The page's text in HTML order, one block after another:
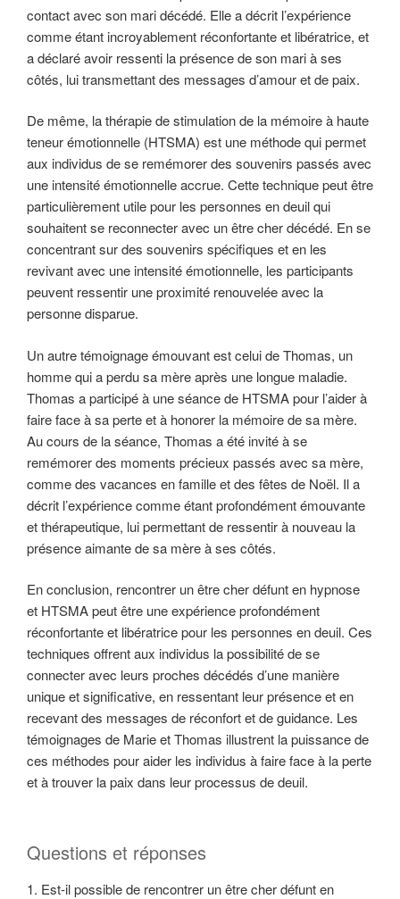
contact avec son mari décédé. Elle a décrit l’expérience
comme étant incroyablement réconfortante et libératrice, et
a déclaré avoir ressenti la présence de son mari à ses
côtés, lui transmettant des messages d’amour et de paix.
De même, la thérapie de stimulation de la mémoire à haute
teneur émotionnelle (HTSMA) est une méthode qui permet
aux individus de se remémorer des souvenirs passés avec
une intensité émotionnelle accrue. Cette technique peut être
particulièrement utile pour les personnes en deuil qui
souhaitent se reconnecter avec un être cher décédé. En se
concentrant sur des souvenirs spécifiques et en les
revivant avec une intensité émotionnelle, les participants
peuvent ressentir une proximité renouvelée avec la
personne disparue.
Un autre témoignage émouvant est celui de Thomas, un
homme qui a perdu sa mère après une longue maladie.
Thomas a participé à une séance de HTSMA pour l’aider à
faire face à sa perte et à honorer la mémoire de sa mère.
Au cours de la séance, Thomas a été invité à se
remémorer des moments précieux passés avec sa mère,
comme des vacances en famille et des fêtes de Noël. Il a
décrit l’expérience comme étant profondément émouvante
et thérapeutique, lui permettant de ressentir à nouveau la
présence aimante de sa mère à ses côtés.
En conclusion, rencontrer un être cher défunt en hypnose
et HTSMA peut être une expérience profondément
réconfortante et libératrice pour les personnes en deuil. Ces
techniques offrent aux individus la possibilité de se
connecter avec leurs proches décédés d’une manière
unique et significative, en ressentant leur présence et en
recevant des messages de réconfort et de guidance. Les
témoignages de Marie et Thomas illustrent la puissance de
ces méthodes pour aider les individus à faire face à la perte
et à trouver la paix dans leur processus de deuil.
Questions et réponses
1. Est-il possible de rencontrer un être cher défunt en